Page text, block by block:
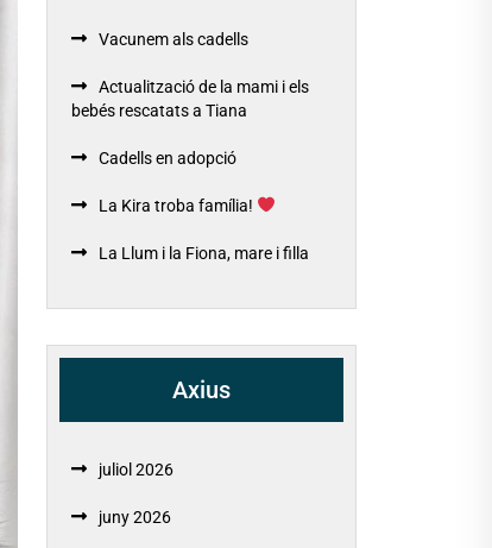
Vacunem als cadells
Actualització de la mami i els
bebés rescatats a Tiana
Cadells en adopció
La Kira troba família!
La Llum i la Fiona, mare i filla
Axius
juliol 2026
juny 2026